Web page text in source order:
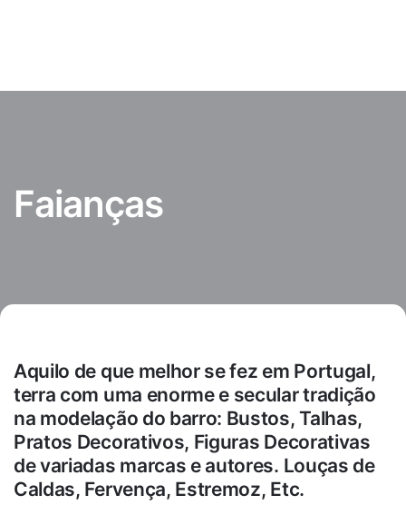
Faianças
Aquilo de que melhor se fez em Portugal,
terra com uma enorme e secular tradição
na modelação do barro: Bustos, Talhas,
Pratos Decorativos, Figuras Decorativas
de variadas marcas e autores. Louças de
Caldas, Fervença, Estremoz, Etc.